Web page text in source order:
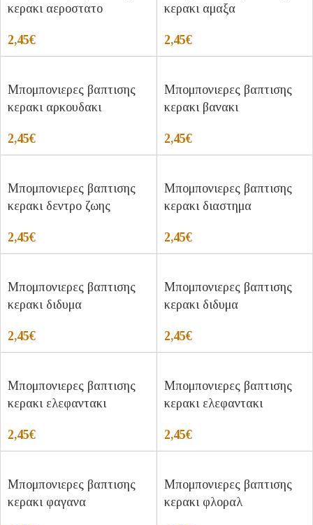
κερακι αεροστατο
2,45€
κερακι αμαξα
2,45€
Μπομπονιερες βαπτισης
κερακι αρκουδακι
2,45€
Μπομπονιερες βαπτισης
κερακι βανακι
2,45€
Μπομπονιερες βαπτισης
κερακι δεντρο ζωης
2,45€
Μπομπονιερες βαπτισης
κερακι διαστημα
2,45€
Μπομπονιερες βαπτισης
κερακι διδυμα
2,45€
Μπομπονιερες βαπτισης
κερακι διδυμα
2,45€
Μπομπονιερες βαπτισης
κερακι ελεφαντακι
2,45€
Μπομπονιερες βαπτισης
κερακι ελεφαντακι
2,45€
Μπομπονιερες βαπτισης
κερακι φαγανα
Μπομπονιερες βαπτισης
κερακι φλοραλ